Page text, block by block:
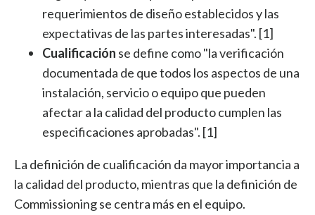
requerimientos de diseño establecidos y las
expectativas de las partes interesadas". [1]
Cualificación se define como "la verificación
documentada de que todos los aspectos de una
instalación, servicio o equipo que pueden
afectar a la calidad del producto cumplen las
especificaciones aprobadas". [1]
La definición de cualificación da mayor importancia a
la calidad del producto, mientras que la definición de
Commissioning se centra más en el equipo.